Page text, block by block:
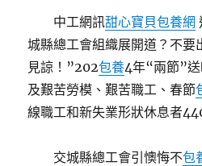
中工網訊甜心寶貝包養網
城縣總工會組織展開道？不要
見諒！”202包養4年“兩節”
及艱苦勞模、艱苦職工、春節
線職工和新失業形狀休息者
交城縣總工會引懊悔不包